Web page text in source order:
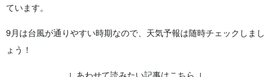
ています。
9月は台風が通りやすい時期なので、天気予報は随時チェックしまし
ょう！
↓ あわせて読みたい記事はこちら ↓